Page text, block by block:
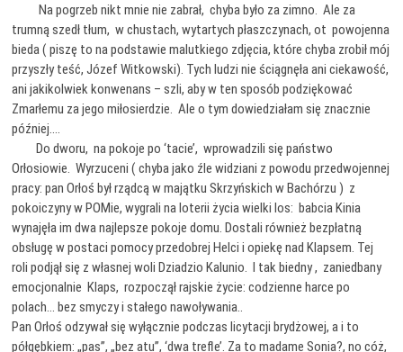
Na pogrzeb nikt mnie nie zabrał, chyba było za zimno. Ale za
trumną szedł tłum, w chustach, wytartych płaszczynach, ot powojenna
bieda ( piszę to na podstawie malutkiego zdjęcia, które chyba zrobił mój
przyszły teść, Józef Witkowski). Tych ludzi nie ściągnęła ani ciekawość,
ani jakikolwiek konwenans – szli, aby w ten sposób podziękować
Zmarłemu za jego miłosierdzie. Ale o tym dowiedziałam się znacznie
później….
Do dworu, na pokoje po ‘tacie’, wprowadzili się państwo
Orłosiowie. Wyrzuceni ( chyba jako źle widziani z powodu przedwojennej
pracy: pan Orłoś był rządcą w majątku Skrzyńskich w Bachórzu ) z
pokoiczyny w POMie, wygrali na loterii życia wielki los: babcia Kinia
wynajęła im dwa najlepsze pokoje domu. Dostali również bezpłatną
obsługę w postaci pomocy przedobrej Helci i opiekę nad Klapsem. Tej
roli podjął się z własnej woli Dziadzio Kalunio. I tak biedny , zaniedbany
emocjonalnie Klaps, rozpoczął rajskie życie: codzienne harce po
polach… bez smyczy i stałego nawoływania..
Pan Orłoś odzywał się wyłącznie podczas licytacji brydżowej, a i to
półgębkiem: „pas”, „bez atu”, ‘dwa trefle’. Za to madame Sonia?, no cóż,